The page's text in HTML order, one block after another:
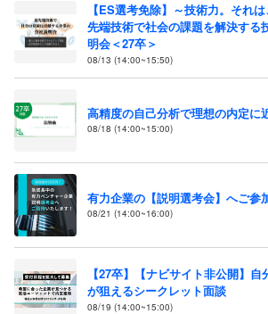
【ES選考免除】～技術力。それ
先端技術で社会の課題を解決する
明会＜27卒＞
08/13 (14:00~15:50)
高精度の自己分析で理想の内定に
08/18 (14:00~15:00)
有力企業の【説明選考会】へご参
08/21 (14:00~16:00)
【27卒】【ナビサイト非公開】
が狙えるシークレット面談
08/19 (14:00~15:00)